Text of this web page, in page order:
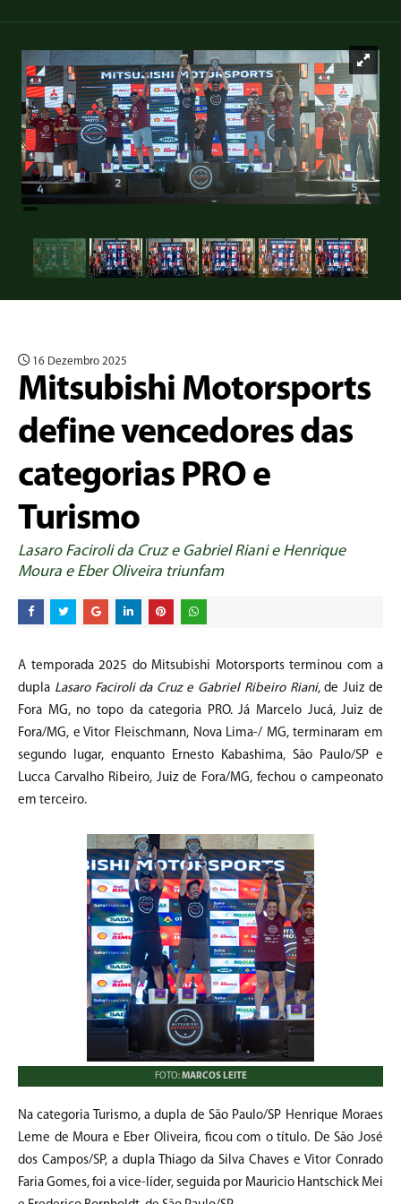
16 Dezembro 2025
Mitsubishi Motorsports
define vencedores das
categorias PRO e
Turismo
Lasaro Faciroli da Cruz e Gabriel Riani e Henrique
Moura e Eber Oliveira triunfam
A temporada 2025 do Mitsubishi Motorsports terminou com a
dupla Lasaro Faciroli da Cruz e Gabriel Ribeiro Riani, de Juiz de
Fora MG, no topo da categoria PRO. Já Marcelo Jucá, Juiz de
Fora/MG, e Vitor Fleischmann, Nova Lima-/ MG, terminaram em
segundo lugar, enquanto Ernesto Kabashima, São Paulo/SP e
Lucca Carvalho Ribeiro, Juiz de Fora/MG, fechou o campeonato
em terceiro.
FOTO:MARCOS LEITE
Na categoria Turismo, a dupla de São Paulo/SP Henrique Moraes
Leme de Moura e Eber Oliveira, ficou com o título. De São José
dos Campos/SP, a dupla Thiago da Silva Chaves e Vitor Conrado
Faria Gomes, foi a vice-líder, seguida por Mauricio Hantschick Mei